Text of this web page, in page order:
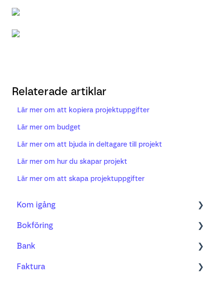
Relaterade artiklar
Lär mer om att kopiera projektuppgifter
Lär mer om budget
Lär mer om att bjuda in deltagare till projekt
Lär mer om hur du skapar projekt
Lär mer om att skapa projektuppgifter
Kom igång
Bokföring
Fakturering
Bank
Bokföring
Kom igång med ny bilagshantering
Verifikationshantering
Bank
Bank
Faktura